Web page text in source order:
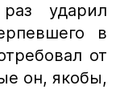
ударил
в
от
он, якобы,